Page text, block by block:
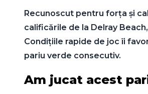
Recunoscut pentru forța și
calificările de la Delray
Condițiile rapide de joc îi
pariu verde consecutiv.
Am jucat acest